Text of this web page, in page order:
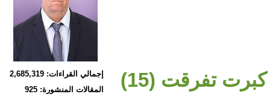
تفرقت (15)
إجمالي القراءات: 2,685,319
المقالات المنشورة: 925